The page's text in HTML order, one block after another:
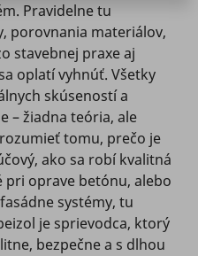
Pravidelne tu
porovnania materiálov,
stavebnej praxe aj
oplatí vyhnúť. Všetky
skúseností a
– žiadna teória, ale
tomu, prečo je
ako sa robí kvalitná
pri oprave betónu, alebo
systémy, tu
je sprievodca, ktorý
bezpečne a s dlhou